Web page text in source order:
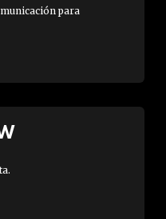
para